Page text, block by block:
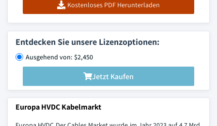
Kostenloses PDF Herunterladen
Entdecken Sie unsere Lizenzoptionen:
Ausgehend von: $2,450
Jetzt Kaufen
Europa HVDC Kabelmarkt